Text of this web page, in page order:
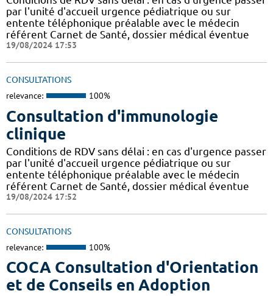
par l'unité d'accueil urgence pédiatrique ou sur
entente téléphonique préalable avec le médecin
référent Carnet de Santé, dossier médical éventue
19/08/2024 17:53
CONSULTATIONS
relevance: 100%
Consultation d'immunologie
clinique
Conditions de RDV sans délai : en cas d'urgence passer
par l'unité d'accueil urgence pédiatrique ou sur
entente téléphonique préalable avec le médecin
référent Carnet de Santé, dossier médical éventue
19/08/2024 17:52
CONSULTATIONS
relevance: 100%
COCA Consultation d'Orientation
et de Conseils en Adoption